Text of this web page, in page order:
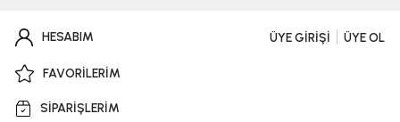
HESABIM ÜYE GİRİŞİ ÜYE OL
FAVORİLERİM
SİPARİŞLERİM